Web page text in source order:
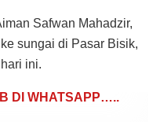
Safwan Mahadzir,
sungai di Pasar Bisik,
ini.
DI WHATSAPP…..